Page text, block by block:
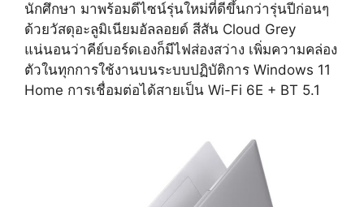
นักศึกษา มาพร้อมดีไซน์รุ่นใหม่ที่ดีขึ้นกว่ารุ่นปีก่อนๆ
ด้วยวัสดุอะลูมิเนียมอัลลอยด์ สีสัน Cloud Grey
แน่นอนว่าคีย์บอร์ดเองก็มีไฟส่องสว่าง เพิ่มความคล่อง
ตัวในทุกการใช้งานบนระบบปฏิบัติการ Windows 11
Home การเชื่อมต่อได้สายเป็น Wi-Fi 6E + BT 5.1